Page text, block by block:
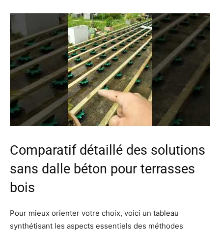
Comparatif détaillé des solutions
sans dalle béton pour terrasses
bois
Pour mieux orienter votre choix, voici un tableau
synthétisant les aspects essentiels des méthodes